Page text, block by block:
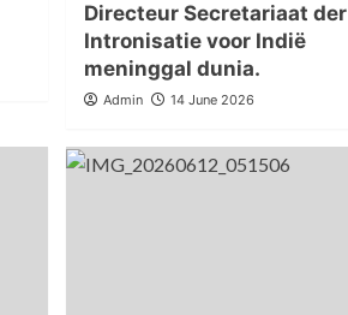
Directeur Secretariaat der
Intronisatie voor Indië
meninggal dunia.
Admin 14 June 2026